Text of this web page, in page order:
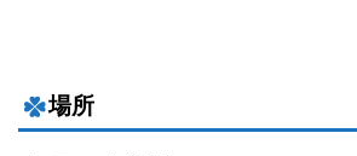
場所